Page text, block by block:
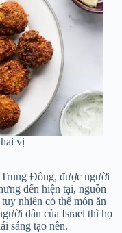
vị
Đông, được người
đến hiện tại, nguồn
nhiên có thể món ăn
dân của Israel thì họ
sáng tạo nên.